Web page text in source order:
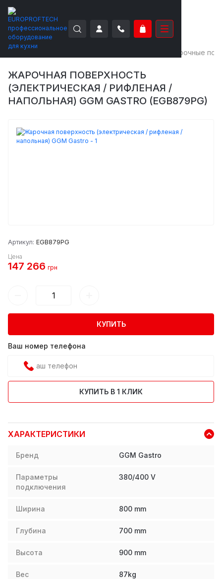
EUROPROFTECH Жарочные
ЖАРОЧНАЯ ПОВЕРХНОСТЬ
(ЭЛЕКТРИЧЕСКАЯ / РИФЛЕНАЯ /
НАПОЛЬНАЯ) GGM GASTRO (EGB879PG)
Артикул: EGB879PG
Цена
147 266 грн
КУПИТЬ
Ваш номер телефона
КУПИТЬ В 1 КЛИК
ХАРАКТЕРИСТИКИ
Бренд GGM Gastro
Параметры
подключения
380/400 V
Ширина 800 mm
Глубина 700 mm
Высота 900 mm
Вес 87kg